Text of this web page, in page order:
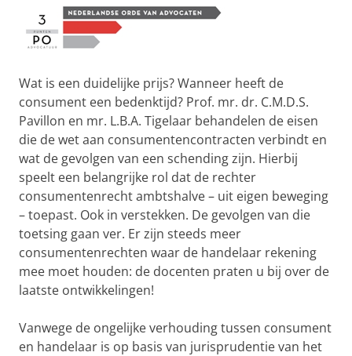
Wat is een duidelijke prijs? Wanneer heeft de
consument een bedenktijd? Prof. mr. dr. C.M.D.S.
Pavillon en mr. L.B.A. Tigelaar behandelen de eisen
die de wet aan consumentencontracten verbindt en
wat de gevolgen van een schending zijn. Hierbij
speelt een belangrijke rol dat de rechter
consumentenrecht ambtshalve – uit eigen beweging
– toepast. Ook in verstekken. De gevolgen van die
toetsing gaan ver. Er zijn steeds meer
consumentenrechten waar de handelaar rekening
mee moet houden: de docenten praten u bij over de
laatste ontwikkelingen!
Vanwege de ongelijke verhouding tussen consument
en handelaar is op basis van jurisprudentie van het